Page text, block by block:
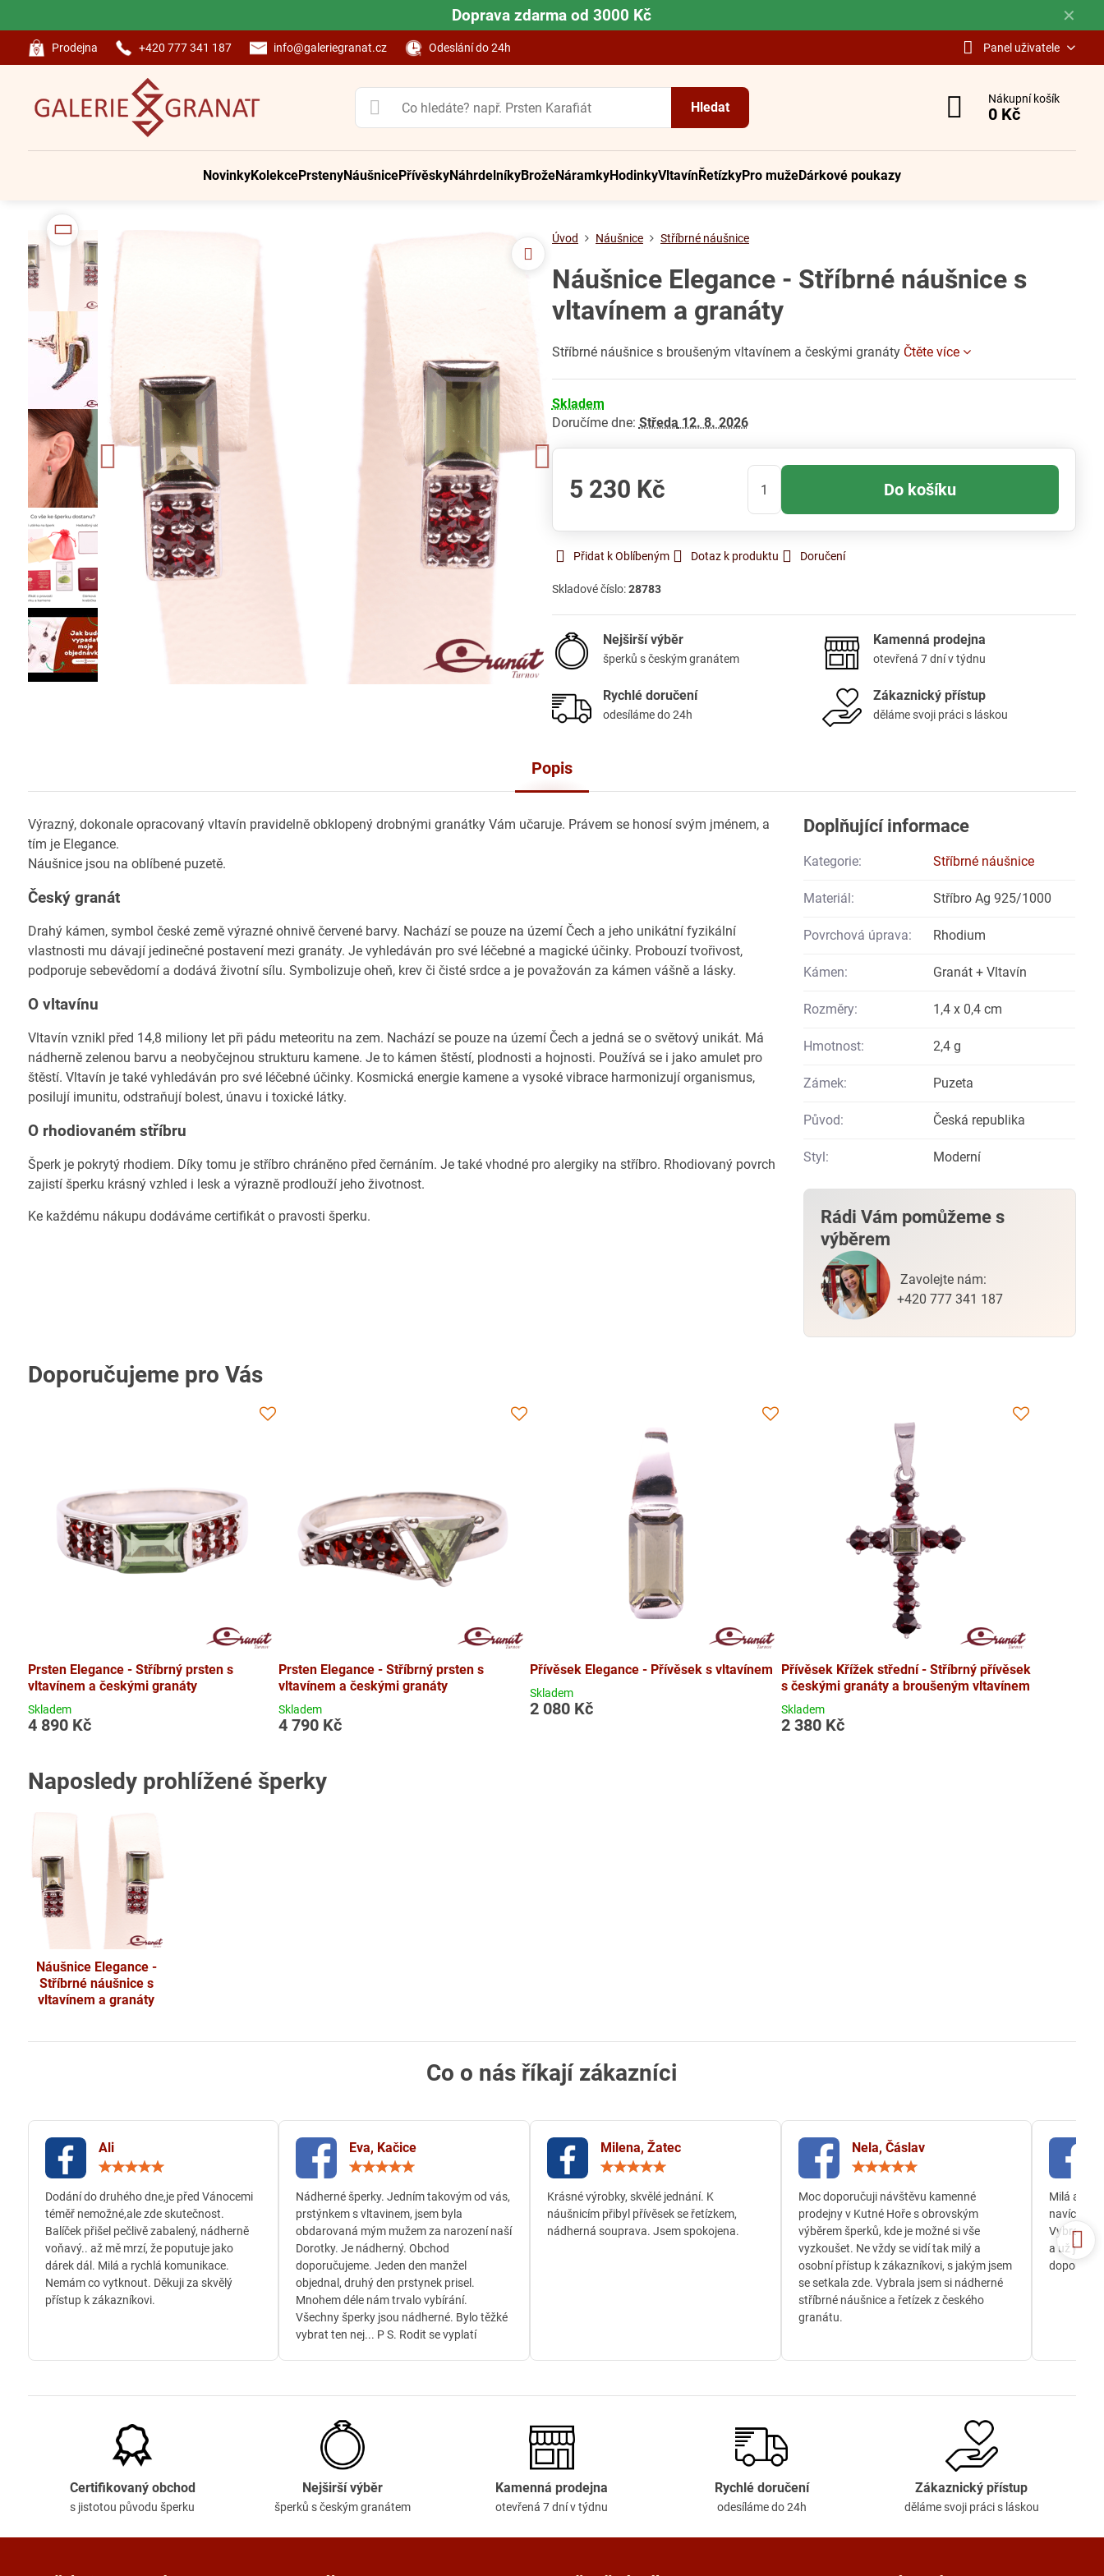
✕
Doprava zdarma od 3000 Kč
Prodejna +420 777 341 187 info@galeriegranat.cz Odeslání do 24h Panel uživatele
Hledat
Nákupní košík
0 Kč
NovinkyKolekcePrstenyNáušnicePřívěskyNáhrdelníkyBrožeNáramkyHodinkyVltavínŘetízkyPro mužeDárkové poukazy
Úvod Náušnice Stříbrné náušnice
Náušnice Elegance - Stříbrné náušnice s
vltavínem a granáty
Stříbrné náušnice s broušeným vltavínem a českými granáty Čtěte více
Skladem
Doručíme dne: Středa 12. 8. 2026
5 230 Kč Do košíku
Přidat k Oblíbeným Dotaz k produktu Doručení
Skladové číslo:28783
Nejširší výběr
šperků s českým granátem
Kamenná prodejna
otevřená 7 dní v týdnu
Rychlé doručení
odesíláme do 24h
Zákaznický přístup
děláme svoji práci s láskou
Popis
Výrazný, dokonale opracovaný vltavín pravidelně obklopený drobnými granátky Vám učaruje. Právem se honosí svým jménem, a
tím je Elegance.
Náušnice jsou na oblíbené puzetě.
Český granát
Drahý kámen, symbol české země výrazné ohnivě červené barvy. Nachází se pouze na území Čech a jeho unikátní fyzikální
vlastnosti mu dávají jedinečné postavení mezi granáty. Je vyhledáván pro své léčebné a magické účinky. Probouzí tvořivost,
podporuje sebevědomí a dodává životní sílu. Symbolizuje oheň, krev či čisté srdce a je považován za kámen vášně a lásky.
O vltavínu
Vltavín vznikl před 14,8 miliony let při pádu meteoritu na zem. Nachází se pouze na území Čech a jedná se o světový unikát. Má
nádherně zelenou barvu a neobyčejnou strukturu kamene. Je to kámen štěstí, plodnosti a hojnosti. Používá se i jako amulet pro
štěstí. Vltavín je také vyhledáván pro své léčebné účinky. Kosmická energie kamene a vysoké vibrace harmonizují organismus,
posilují imunitu, odstraňují bolest, únavu i toxické látky.
O rhodiovaném stříbru
Šperk je pokrytý rhodiem. Díky tomu je stříbro chráněno před černáním. Je také vhodné pro alergiky na stříbro. Rhodiovaný povrch
zajistí šperku krásný vzhled i lesk a výrazně prodlouží jeho životnost.
Ke každému nákupu dodáváme certifikát o pravosti šperku.
Doplňující informace
Kategorie: Stříbrné náušnice
Materiál: Stříbro Ag 925/1000
Povrchová úprava: Rhodium
Kámen: Granát + Vltavín
Rozměry: 1,4 x 0,4 cm
Hmotnost: 2,4 g
Zámek: Puzeta
Původ: Česká republika
Styl: Moderní
Rádi Vám pomůžeme s
výběrem
Zavolejte nám:
+420 777 341 187
Doporučujeme pro Vás
Prsten Elegance - Stříbrný prsten s
vltavínem a českými granáty
Skladem
4 890 Kč
Prsten Elegance - Stříbrný prsten s
vltavínem a českými granáty
Skladem
4 790 Kč
Přívěsek Elegance - Přívěsek s vltavínem
Skladem
2 080 Kč
Přívěsek Křížek střední - Stříbrný přívěsek
s českými granáty a broušeným vltavínem
Skladem
2 380 Kč
Naposledy prohlížené šperky
Náušnice Elegance -
Stříbrné náušnice s
vltavínem a granáty
Co o nás říkají zákazníci
Ali
/
5
Dodání do druhého dne,je před Vánocemi
téměř nemožné,ale zde skutečnost.
Balíček přišel pečlivě zabalený, nádherně
voňavý.. až mě mrzí, že poputuje jako
dárek dál. Milá a rychlá komunikace.
Nemám co vytknout. Děkuji za skvělý
přístup k zákazníkovi.
Eva, Kačice
/
5
Nádherné šperky. Jedním takovým od vás,
prstýnkem s vltavinem, jsem byla
obdarovaná mým mužem za narození naší
Dorotky. Je nádherný. Obchod
doporučujeme. Jeden den manžel
objednal, druhý den prstynek prisel.
Mnohem déle nám trvalo vybírání.
Všechny šperky jsou nádherné. Bylo těžké
vybrat ten nej... P S. Rodit se vyplatí
Milena, Žatec
/
5
Krásné výrobky, skvělé jednání. K
náušnicím přibyl přívěsek se řetízkem,
nádherná souprava. Jsem spokojena.
Nela, Čáslav
/
5
Moc doporučuji návštěvu kamenné
prodejny v Kutné Hoře s obrovským
výběrem šperků, kde je možné si vše
vyzkoušet. Ne vždy se vidí tak milý a
osobní přístup k zákazníkovi, s jakým jsem
se setkala zde. Vybrala jsem si nádherné
stříbrné náušnice a řetízek z českého
granátu.
Milá a
navíc
Vybrala
a už je
Certifikovaný obchod
s jistotou původu šperku
Nejširší výběr
šperků s českým granátem
Kamenná prodejna
otevřená 7 dní v týdnu
Rychlé doručení
odesíláme do 24h
Zákaznický přístup
děláme svoji práci s láskou